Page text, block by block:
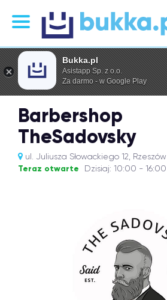
Barbershop
TheSadovsky
ul. Juliusza Słowackiego 12, Rzeszów
Teraz otwarte Dzisiaj: 10:00 - 16:00
Bukka.pl
Asistapp Sp. z o.o.
Za darmo - w Google Play